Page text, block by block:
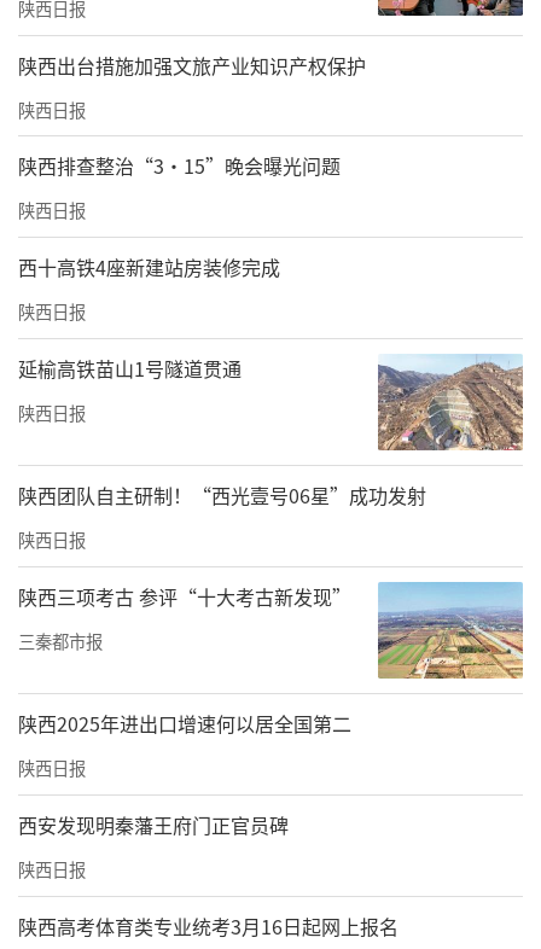
陕西日报
​陕西出台措施加强文旅产业知识产权保护
陕西日报
陕西排查整治“3·15”晚会曝光问题
陕西日报
西十高铁4座新建站房装修完成
陕西日报
延榆高铁苗山1号隧道贯通
陕西日报
陕西团队自主研制！“西光壹号06星”成功发射
陕西日报
陕西三项考古 参评“十大考古新发现”
三秦都市报
陕西2025年进出口增速何以居全国第二
陕西日报
西安发现明秦藩王府门正官员碑
陕西日报
陕西高考体育类专业统考3月16日起网上报名